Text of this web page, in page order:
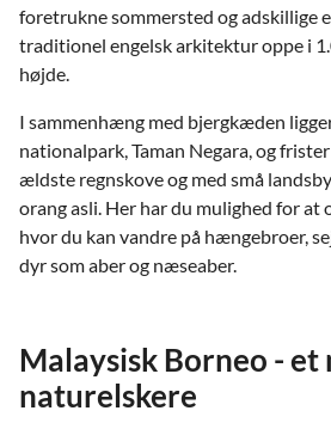
foretrukne sommersted og adskillige
traditionel engelsk arkitektur oppe i
højde.
I sammenhæng med bjergkæden
nationalpark, Taman Negara, og
ældste regnskove og med små
orang asli. Her har du mulighed for at
hvor du kan vandre på hængebroer,
dyr som aber og næseaber.
Malaysisk Borneo - et
naturelskere